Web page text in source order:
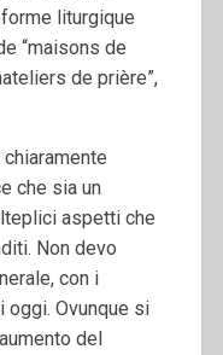
liturgique
“maisons de
de prière”,
che sia un
aspetti che
Non devo
con i
oggi. Ovunque si
del